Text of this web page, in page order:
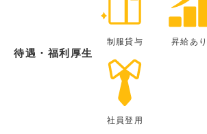
待遇・福利厚生
制服貸与 昇給あり
社員登用